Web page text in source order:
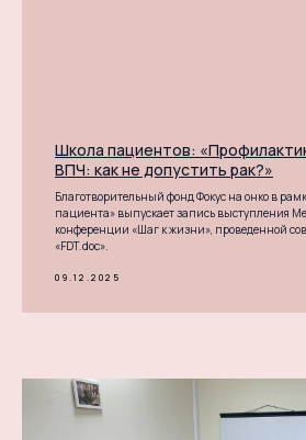
Школа пациентов:
ВПЧ: как не допустить рак?»
Благотворительный фонд Фокус на онко в
пациента» выпускает запись выступления
конференции «Шаг к жизни», проведенной
«FDT.doc».
09.12.2025